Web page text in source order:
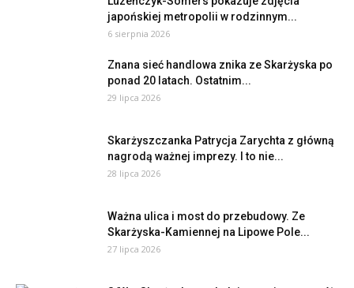
japońskiej metropolii w rodzinnym...
6 sierpnia 2026
Znana sieć handlowa znika ze Skarżyska po
ponad 20 latach. Ostatnim...
29 lipca 2026
Skarżyszczanka Patrycja Zarychta z główną
nagrodą ważnej imprezy. I to nie...
28 lipca 2026
Ważna ulica i most do przebudowy. Ze
Skarżyska-Kamiennej na Lipowe Pole...
27 lipca 2026